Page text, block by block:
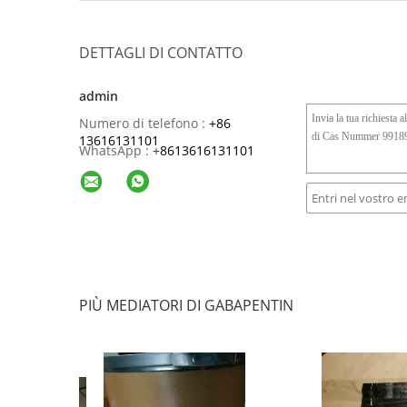
DETTAGLI DI CONTATTO
admin
Numero di telefono : +86
13616131101
WhatsApp :+8613616131101
PIÙ MEDIATORI DI GABAPENTIN